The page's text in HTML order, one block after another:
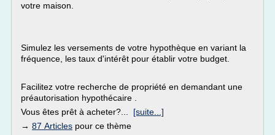
votre maison.
Simulez les versements de votre hypothèque en variant la
fréquence, les taux d'intérêt pour établir votre budget.
Facilitez votre recherche de propriété en demandant une
préautorisation hypothécaire .
Vous êtes prêt à acheter?... [suite...]
→ 87 Articles pour ce thème